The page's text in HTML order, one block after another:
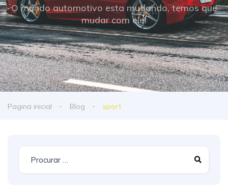
O mundo automotivo esta mudando, temos que
mudar com ele!
Pagina inicial Blog sport